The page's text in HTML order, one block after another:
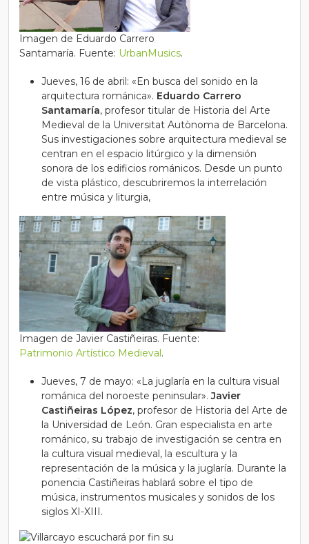
Imagen de Eduardo Carrero
Santamaría. Fuente: UrbanMusics.
Jueves, 16 de abril: «En busca del sonido en la
arquitectura románica». Eduardo Carrero
Santamaría, profesor titular de Historia del Arte
Medieval de la Universitat Autònoma de Barcelona.
Sus investigaciones sobre arquitectura medieval se
centran en el espacio litúrgico y la dimensión
sonora de los edificios románicos. Desde un punto
de vista plástico, descubriremos la interrelación
entre música y liturgia,
Imagen de Javier Castiñeiras. Fuente:
Patrimonio Artístico Medieval.
Jueves, 7 de mayo: «La juglaría en la cultura visual
románica del noroeste peninsular».Javier
Castiñeiras López, profesor de Historia del Arte de
la Universidad de León. Gran especialista en arte
románico, su trabajo de investigación se centra en
la cultura visual medieval, la escultura y la
representación de la música y la juglaría. Durante la
ponencia Castiñeiras hablará sobre el tipo de
música, instrumentos musicales y sonidos de los
siglos XI-XIII.